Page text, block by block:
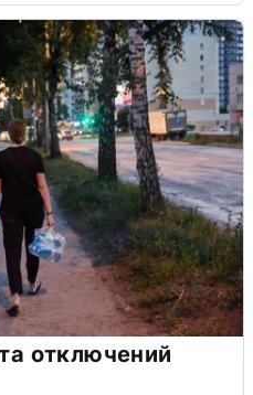
отключений